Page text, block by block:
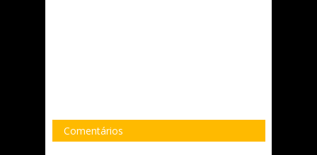
Comentários